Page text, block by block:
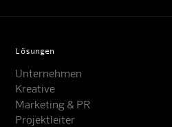
Lösungen
Unternehmen
Kreative
Marketing & PR
Projektleiter